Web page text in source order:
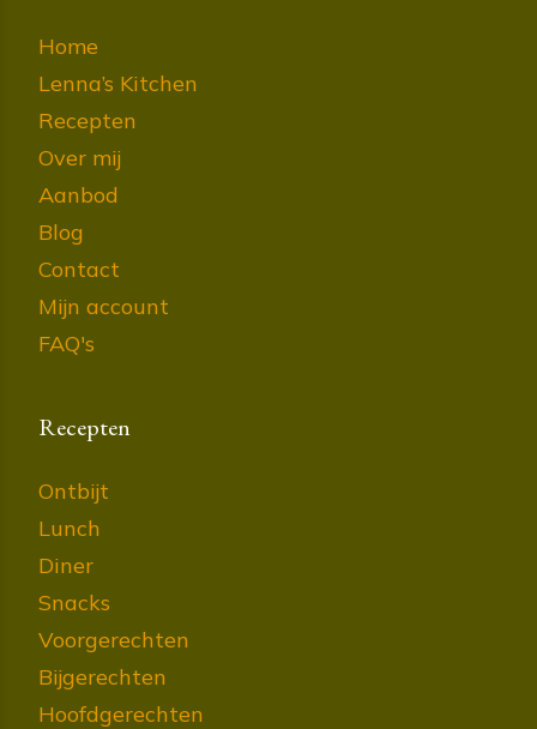
Home
Lenna’s Kitchen
Recepten
Over mij
Aanbod
Blog
Contact
Mijn account
FAQ's
Recepten
Ontbijt
Lunch
Diner
Snacks
Voorgerechten
Bijgerechten
Hoofdgerechten